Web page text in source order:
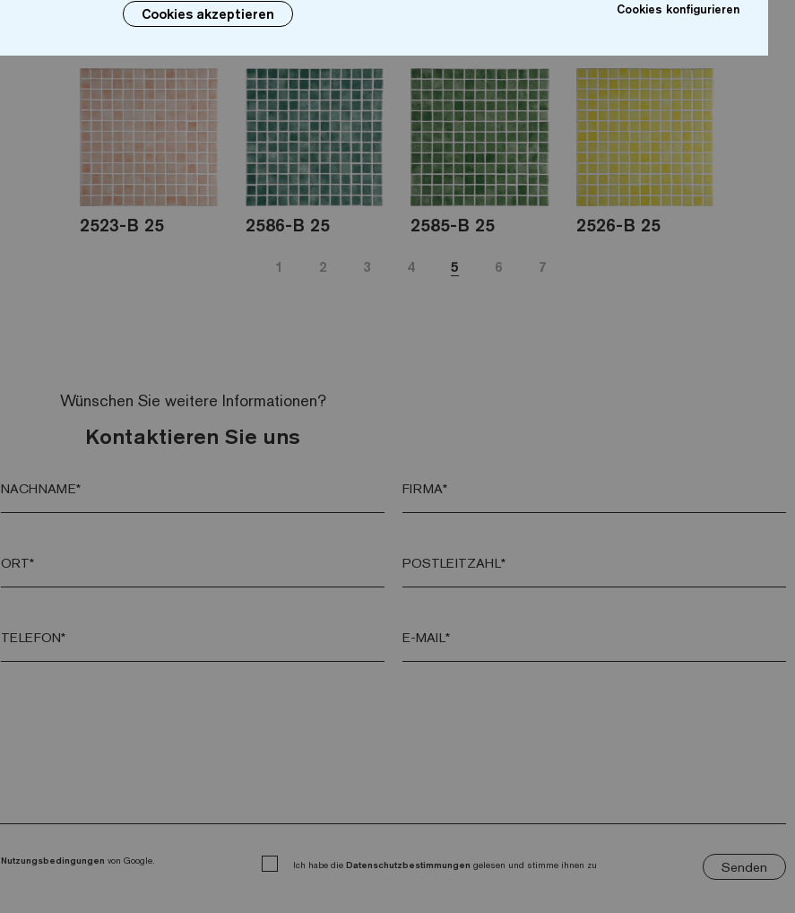
2529-B 25 2507-A 25
2523-B 25 2586-B 25 2585-B 25 2526-B 25
1 2 3 4 5 6 7
Wünschen Sie weitere Informationen?
Kontaktieren Sie uns
NACHNAME* FIRMA*
ORT* POSTLEITZAHL*
TELEFON* E-MAIL*
Nutzungsbedingungen von Google. Ich habe die Datenschutzbestimmungen gelesen und stimme ihnen zu Senden
Cookies akzeptieren Cookies konfigurieren